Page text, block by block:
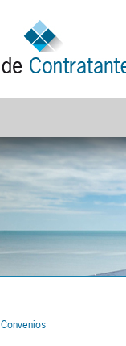
Convenios